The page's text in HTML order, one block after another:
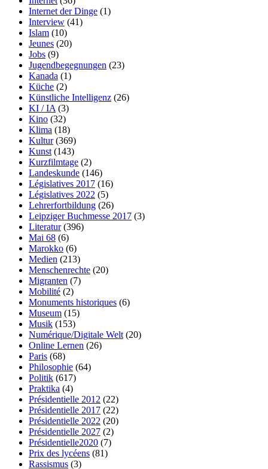
Internet der Dinge (1)
Interview (41)
Islam (10)
Jeunes (20)
Jobs (9)
Jugendbegegnungen (23)
Kanada (1)
Küche (2)
Künstliche Intelligenz (26)
KI / IA (3)
Kino (32)
Klima (18)
Kultur(369)
Kunst (143)
Kurzfilmtage (2)
Landeskunde (146)
Législatives 2017 (16)
Législatives 2022 (5)
Lehrerfortbildung (26)
Leipziger Buchmesse 2017 (3)
Literatur(396)
Mai 68 (6)
Marokko (6)
Medien (213)
Menschenrechte (20)
Migranten (7)
Mobilité (2)
Monuments historiques (6)
Museum (15)
Musik (153)
Numérique/Digitale Welt (20)
Online Lernen (26)
Paris (68)
Philosophie (64)
Politik (617)
Praktika (4)
Présidentielle 2012 (22)
Présidentielle 2017 (22)
Présidentielle 2022 (20)
Présidentielle 2027 (2)
Présidentielle2020 (7)
Prix des lycéens (81)
Rassismus (3)